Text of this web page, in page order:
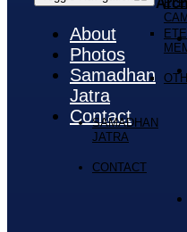
SAMADHAN
JATRA
CONTACT
About
Photos
Samadhan
Jatra
Contact